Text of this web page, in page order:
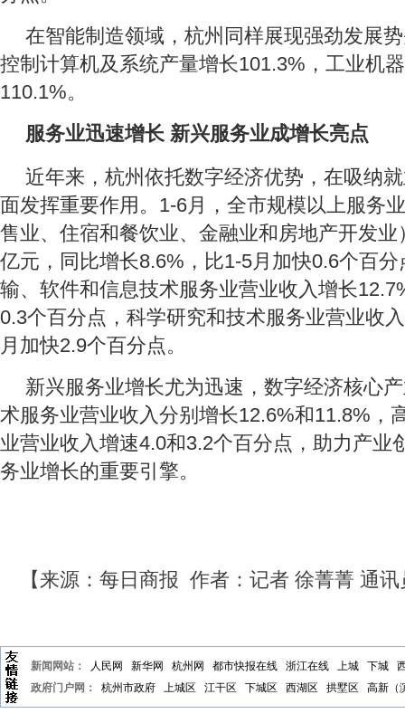
在智能制造领域，杭州同样展现强劲发展
控制计算机及系统产量增长101.3%，工业机
110.1%。
服务业迅速增长 新兴服务业成增长亮点
近年来，杭州依托数字经济优势，在吸纳
面发挥重要作用。1-6月，全市规模以上服务
售业、住宿和餐饮业、金融业和房地产开发业
亿元，同比增长8.6%，比1-5月加快0.6个百
输、软件和信息技术服务业营业收入增长
0.3个百分点，科学研究和技术服务业营业收
月加快2.9个百分点。
新兴服务业增长尤为迅速，数字经济核心
术服务业营业收入分别增长12.6%和11.8%，
业营业收入增速4.0和3.2个百分点，助力产业
务业增长的重要引擎。
【来源：每日商报 作者：记者 徐菁菁 通
新闻网站： 人民网 新华网 杭州网 都市快报在线 浙江在线 上城 下城
政府门户网：
杭州市政府 上城区 江干区 下城区 西湖区 拱墅区 高新（